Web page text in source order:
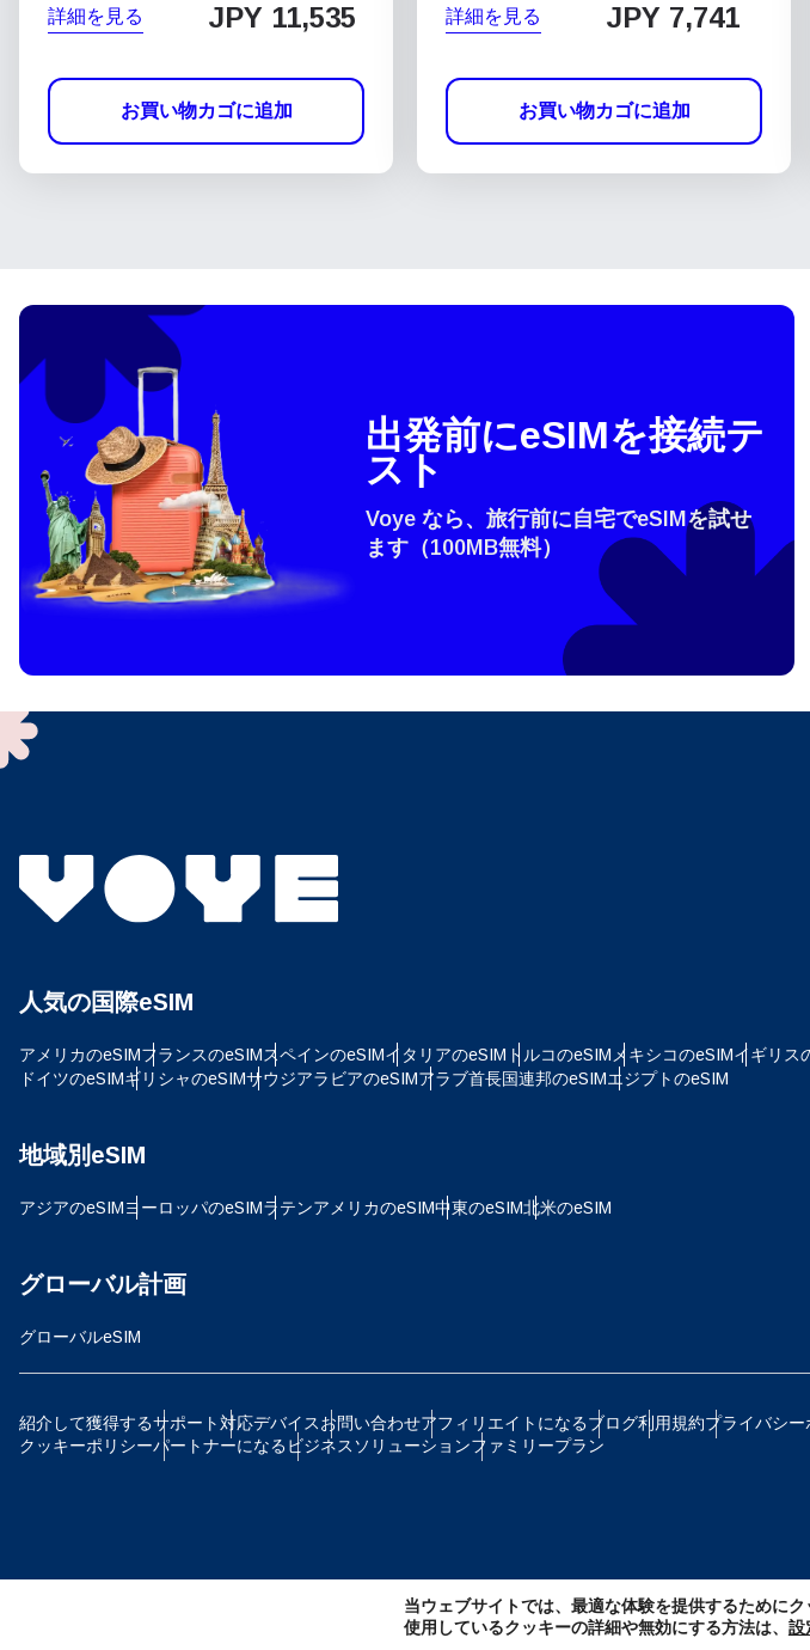
詳細を見る JPY 11,535
お買い物カゴに追加
詳細を見る JPY 7,741
お買い物カゴに追加
How do I get my eSim?
To get your eSIM, start by checking if
technology. Then, contact your
or enter in your device settings. Once
出発前にeSIMを接続テ
スト
Voye なら、旅行前に自宅でeSIMを試せ
ます（100MB無料）
人気の国際eSIM
アメリカのeSIMフランスのeSIMスペインのeSIMイタリアのeSIM トルコのeSIMメキシコのeSIMイギリス
ドイツのeSIMギリシャのeSIMサウジアラビアのeSIMアラブ首長国連邦のeSIMエジプトのeSIM
地域別eSIM
アジアのeSIMヨーロッパのeSIMラテンアメリカのeSIM中東のeSIM北米のeSIM
グローバル計画
グローバルeSIM
紹介して獲得するサポート対応デバイスお問い合わせアフィリエイトになるブログ利用規約プライバシー
クッキーポリシーパートナーになるビジネスソリューションファミリープラン
English
Polski
简体中文
CAD - カナダドル
CHF - スイス・フラン
ログイン
アカウントにログインするか、数
当ウェブサイトでは、最適な体験を提供するためにク
使用しているクッキーの詳細や無効にする方法は、 設